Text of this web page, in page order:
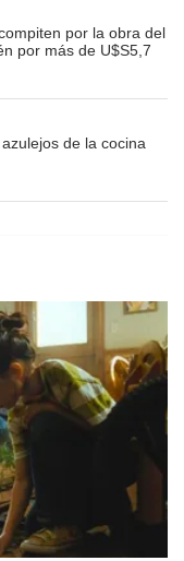
por la obra del
por más de U$S5,7
de la cocina